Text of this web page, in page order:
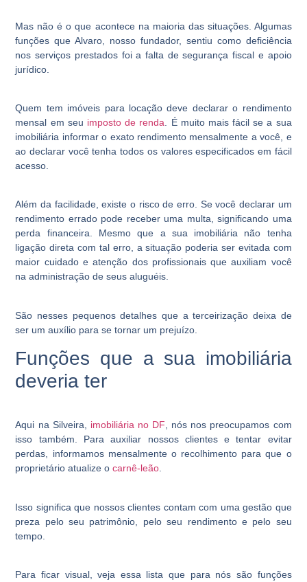
Mas não é o que acontece na maioria das situações. Algumas
funções que Alvaro, nosso fundador, sentiu como deficiência
nos serviços prestados foi a falta de segurança fiscal e apoio
jurídico.
Quem tem imóveis para locação deve declarar o rendimento
mensal em seu imposto de renda . É muito mais fácil se a sua
imobiliária informar o exato rendimento mensalmente a você, e
ao declarar você tenha todos os valores especificados em fácil
acesso.
Além da facilidade, existe o risco de erro. Se você declarar um
rendimento errado pode receber uma multa, significando uma
perda financeira. Mesmo que a sua imobiliária não tenha
ligação direta com tal erro, a situação poderia ser evitada com
maior cuidado e atenção dos profissionais que auxiliam você
na administração de seus aluguéis.
São nesses pequenos detalhes que a terceirização deixa de
ser um auxílio para se tornar um prejuízo.
Funções que a sua imobiliária
deveria ter
Aqui na Silveira, imobiliária no DF , nós nos preocupamos com
isso também. Para auxiliar nossos clientes e tentar evitar
perdas, informamos mensalmente o recolhimento para que o
proprietário atualize ocarnê-leão
Isso significa que nossos clientes contam com uma gestão que
preza pelo seu patrimônio, pelo seu rendimento e pelo seu
tempo.
Para ficar visual, veja essa lista que para nós são funções